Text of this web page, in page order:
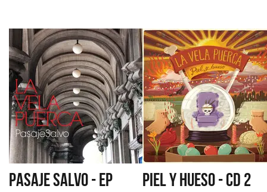
PASAJE SALVO - EP PIEL Y HUESO - CD 2